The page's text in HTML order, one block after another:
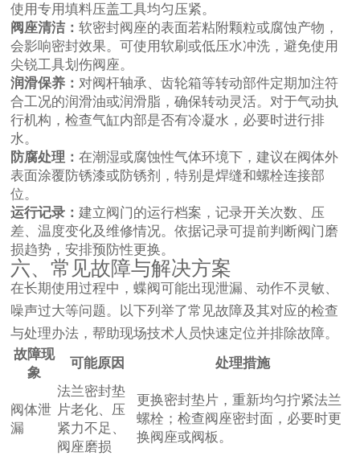
使用专用填料压盖工具均匀压紧。
阀座清洁：软密封阀座的表面若粘附颗粒或腐蚀产物，
会影响密封效果。可使用软刷或低压水冲洗，避免使用
尖锐工具划伤阀座。
润滑保养：对阀杆轴承、齿轮箱等转动部件定期加注符
合工况的润滑油或润滑脂，确保转动灵活。对于气动执
行机构，检查气缸内部是否有冷凝水，必要时进行排
水。
防腐处理：在潮湿或腐蚀性气体环境下，建议在阀体外
表面涂覆防锈漆或防锈剂，特别是焊缝和螺栓连接部
位。
运行记录：建立阀门的运行档案，记录开关次数、压
差、温度变化及维修情况。依据记录可提前判断阀门磨
损趋势，安排预防性更换。
六、常见故障与解决方案
在长期使用过程中，蝶阀可能出现泄漏、动作不灵敏、
噪声过大等问题。以下列举了常见故障及其对应的检查
与处理办法，帮助现场技术人员快速定位并排除故障。
故障现
象
可能原因 处理措施
阀体泄
漏
法兰密封垫
片老化、压
紧力不足、
阀座磨损
更换密封垫片，重新均匀拧紧法兰
螺栓；检查阀座密封面，必要时更
换阀座或阀板。